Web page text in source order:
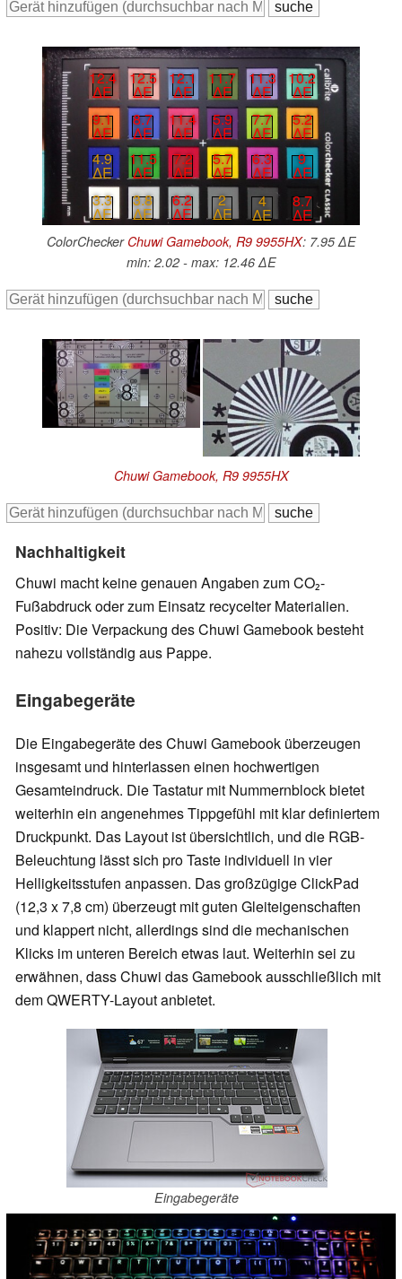
12.4
∆E
12.5
∆E
12.1
∆E
11.7
∆E
11.3
∆E
10.2
∆E
9.1
∆E
8.7
∆E
11.4
∆E
5.9
∆E
7.7
∆E
5.2
∆E
4.9
∆E
11.5
∆E
7.2
∆E
5.7
∆E
6.3
∆E
9
∆E
3.3
∆E
3.8
∆E
6.2
∆E
2
∆E
4
∆E
8.7
∆E
ColorChecker Chuwi Gamebook, R9 9955HX: 7.95 ∆E
min: 2.02 - max: 12.46 ∆E
Chuwi Gamebook, R9 9955HX
Nachhaltigkeit
Chuwi macht keine genauen Angaben zum CO₂-
Fußabdruck oder zum Einsatz recycelter Materialien.
Positiv: Die Verpackung des Chuwi Gamebook besteht
nahezu vollständig aus Pappe.
Eingabegeräte
Die Eingabegeräte des Chuwi Gamebook überzeugen
insgesamt und hinterlassen einen hochwertigen
Gesamteindruck. Die Tastatur mit Nummernblock bietet
weiterhin ein angenehmes Tippgefühl mit klar definiertem
Druckpunkt. Das Layout ist übersichtlich, und die RGB-
Beleuchtung lässt sich pro Taste individuell in vier
Helligkeitsstufen anpassen. Das großzügige ClickPad
(12,3 x 7,8 cm) überzeugt mit guten Gleiteigenschaften
und klappert nicht, allerdings sind die mechanischen
Klicks im unteren Bereich etwas laut. Weiterhin sei zu
erwähnen, dass Chuwi das Gamebook ausschließlich mit
dem QWERTY-Layout anbietet.
Eingabegeräte